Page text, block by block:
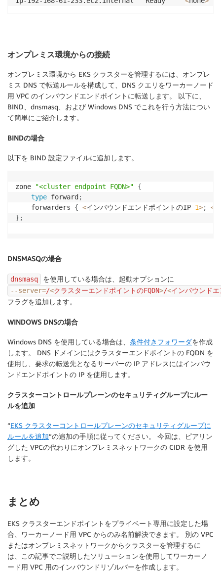
オンプレミス環境からの接続
オンプレミス環境から EKS クラスターを管理するには、オンプレ
ミス DNS で転送ルールを構成して、DNS クエリをワーカーノード
用 VPC のインバウンドエンドポイントに転送します。 以下に、
BIND、dnsmasq、および Windows DNS でこれを行う方法につい
て簡単にご紹介します。
BINDの場合
以下を BIND 設定ファイルに追加します。
zone "<cluster endpoint FQDN>"
{
type forward ;
    forwarders
{ <インバウンドエンドポイントのIP 1>; <
} ;
DNSMASQの場合
dnsmasq を使用している場合は、起動オプションに
--server=/<クラスターエンドポイントのFQDN>/<インバウンド
フラグを追加します。
WINDOWS DNSの場合
Windows DNS を使用している場合は、 条件付きフォワーダを作成
します。 DNS ドメインにはクラスターエンドポイントの FQDN を
使用し、要求の転送先となるサーバーの IP アドレスにはインバウ
ンドエンドポイントの IP を使用します。
クラスターコントロールプレーンのセキュリティグループにルー
ルを追加
“EKS クラスターコントロールプレーンのセキュリティグループに
ルールを追加”の追加の手順に従ってください。 今回は、ピアリン
グした VPCの代わりにオンプレミスネットワークの CIDR を使用
します。
まとめ
EKS クラスターエンドポイントをプライベート専用に設定した場
合、ワーカーノード用 VPC からのみ名前解決できます。 別の VPC
またはオンプレミスネットワークからクラスターを管理するに
は、この記事でご説明したソリューションを使用してワーカーノ
ード用 VPC 用のインバウンドリゾルバーを作成します。